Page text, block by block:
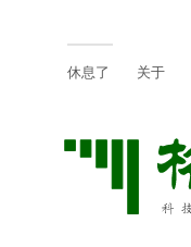
休息了 关于